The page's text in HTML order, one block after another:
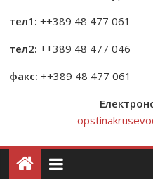
тел1: ++389 48 477 061
тел2: ++389 48 477 046
факс: ++389 48 477 061